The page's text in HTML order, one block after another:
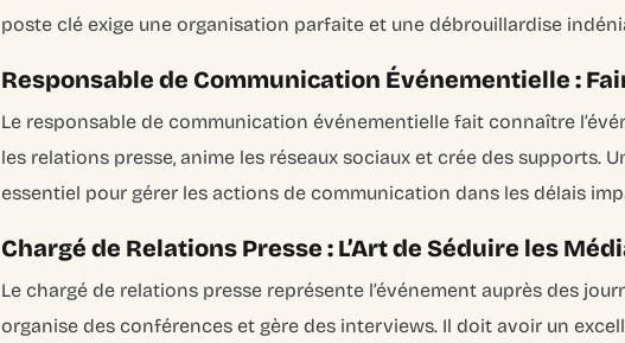
poste clé exige une organisation parfaite et une débrouillardise
Responsable de Communication Événementielle :
Le responsable de communication événementielle fait connaître
les relations presse, anime les réseaux sociaux et crée des supports.
essentiel pour gérer les actions de communication dans les délais
Chargé de Relations Presse : L’Art de Séduire les
Le chargé de relations presse représente l’événement auprès des
organise des conférences et gère des interviews. Il doit avoir un